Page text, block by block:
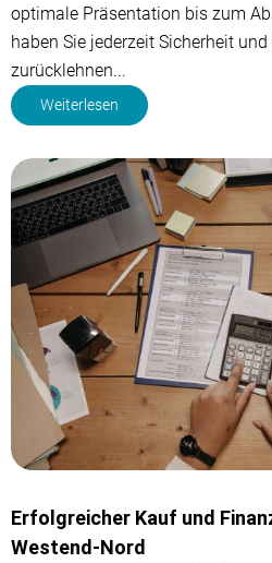
optimale Präsentation bis zum
haben Sie jederzeit Sicherheit
zurücklehnen...
Weiterlesen
Erfolgreicher Kauf und
Westend-Nord